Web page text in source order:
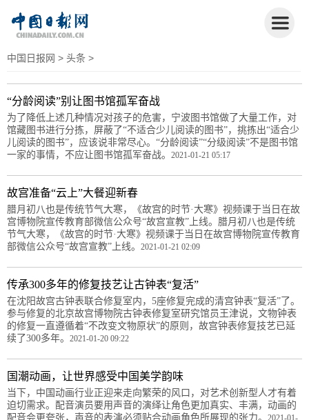
中国日报网 > 头条 >
“分龄阅读”别让图书馆孤军奋战
为了降低上述几种情况对孩子的危害，宁波图书馆做了大量工作，对
馆藏图书进行分拣，屏蔽了“不适合少儿阅读的图书”，挑拣出“适合少
儿阅读的图书”，应该说非常尽心。“分龄阅读”“分级阅读”不是图书馆
一家的事情，不应让图书馆孤军奋战。 2021-01-21 05:17
故宫准备“云上”大餐迎新春
腊月初八也是传统节气大寒，《故宫的时节·大寒》视频课于当日在故
宫博物院宣传教育部微信公众号“故宫宣教”上线。腊月初八也是传统
节气大寒，《故宫的时节·大寒》视频课于当日在故宫博物院宣传教育
部微信公众号“故宫宣教”上线。 2021-01-21 02:09
传承300多年的修复技艺让古钟表“复活”
在沈阳故宫古钟表联合修复室内，5座修复完成的清宫钟表“复活”了。
参与修复的北京故宫博物院古钟表修复室研究馆员王津说，文物钟表
的修复一直遵循着“不改变文物原状”的原则，故宫钟表修复技艺已延
续了300多年。 2021-01-20 09:22
国潮动画，让世界感受中国美学韵味
当下，中国动画行业正迎来走向繁荣的风口，对艺术创新型人才有着
迫切需求。配音演员要用声音的演绎让角色更加真实、丰满，动画的
配音会更夸张，声音的表演必须贴合动画角色所展现的张力。 2021-01-